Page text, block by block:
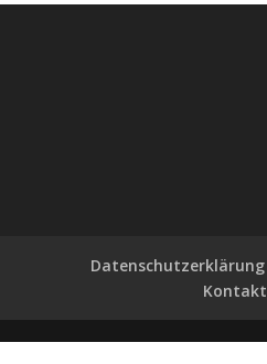
Datenschutzerklärung
Kontakt